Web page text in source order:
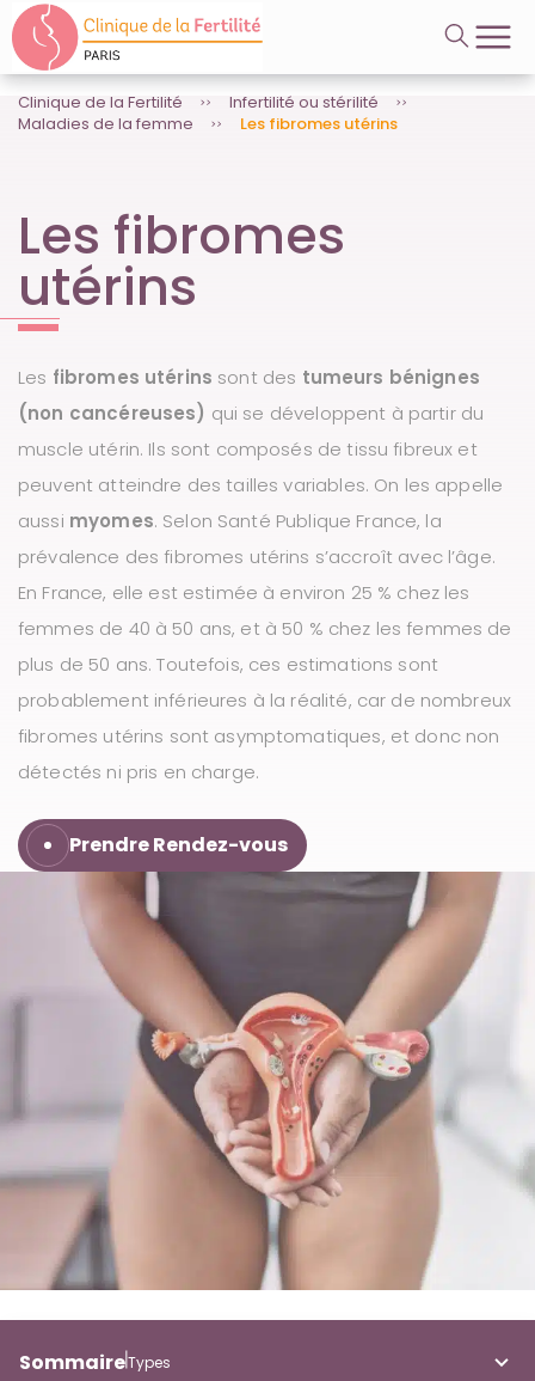
e
Videos
Clinique de la Fertilité
Infertilité ou stérilité
Maladies de la femme
Les fibromes utérins
Les fibromes
utérins
Les fibromes utérins sont des tumeurs bénignes
(non cancéreuses) qui se développent à partir du
muscle utérin. Ils sont composés de tissu fibreux et
peuvent atteindre des tailles variables. On les appelle
aussi myomes. Selon Santé Publique France, la
prévalence des fibromes utérins s’accroît avec l’âge.
En France, elle est estimée à environ 25 % chez les
femmes de 40 à 50 ans, et à 50 % chez les femmes de
plus de 50 ans. Toutefois, ces estimations sont
probablement inférieures à la réalité, car de nombreux
fibromes utérins sont asymptomatiques, et donc non
détectés ni pris en charge.
Prendre Rendez-vous
SommaireTypes